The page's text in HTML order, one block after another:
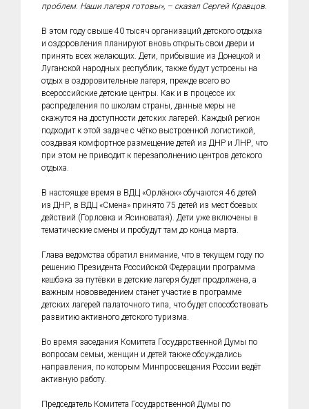
проблем. Наши лагеря готовы», – сказал Сергей Кравцов.
В этом году свыше 40 тысяч организаций детского отдыха
и оздоровления планируют вновь открыть свои двери и
принять всех желающих. Дети, прибывшие из Донецкой и
Луганской народных республик, также будут устроены на
отдых в оздоровительные лагеря, прежде всего во
всероссийские детские центры. Как и в процессе их
распределения по школам страны, данные меры не
скажутся на доступности детских лагерей. Каждый регион
подходит к этой задаче с чётко выстроенной логистикой,
создавая комфортное размещение детей из ДНР и ЛНР, что
при этом не приводит к перезаполнению центров детского
отдыха.
В настоящее время в ВДЦ «Орлёнок» обучаются 46 детей
из ДНР, в ВДЦ «Смена» принято 75 детей из мест боевых
действий (Горловка и Ясиноватая). Дети уже включены в
тематические смены и пробудут там до конца марта.
Глава ведомства обратил внимание, что в текущем году по
решению Президента Российской Федерации программа
кешбэка за путёвки в детские лагеря будет продолжена, а
важным нововведением станет участие в программе
детских лагерей палаточного типа, что будет способствовать
развитию активного детского туризма.
Во время заседания Комитета Государственной Думы по
вопросам семьи, женщин и детей также обсуждались
направления, по которым Минпросвещения России ведёт
активную работу.
Председатель Комитета Государственной Думы по